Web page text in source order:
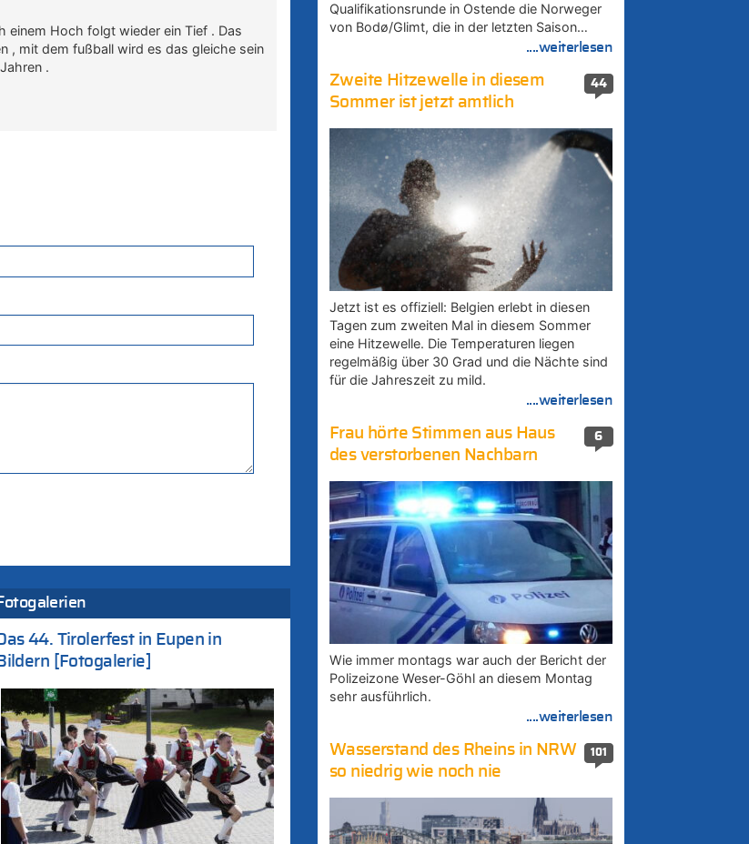
einem Hoch folgt wieder ein Tief . Das
, mit dem fußball wird es das gleiche sein
.
44. Tirolerfest in Eupen in
[Fotogalerie]
Qualifikationsrunde in Ostende die Norweger
von Bodø/Glimt, die in der letzten Saison…
....weiterlesen
44
Zweite Hitzewelle in diesem
Sommer ist jetzt amtlich
Jetzt ist es offiziell: Belgien erlebt in diesen
Tagen zum zweiten Mal in diesem Sommer
eine Hitzewelle. Die Temperaturen liegen
regelmäßig über 30 Grad und die Nächte sind
für die Jahreszeit zu mild.
....weiterlesen
6
Frau hörte Stimmen aus Haus
des verstorbenen Nachbarn
Wie immer montags war auch der Bericht der
Polizeizone Weser-Göhl an diesem Montag
sehr ausführlich.
....weiterlesen
101
Wasserstand des Rheins in NRW
so niedrig wie noch nie